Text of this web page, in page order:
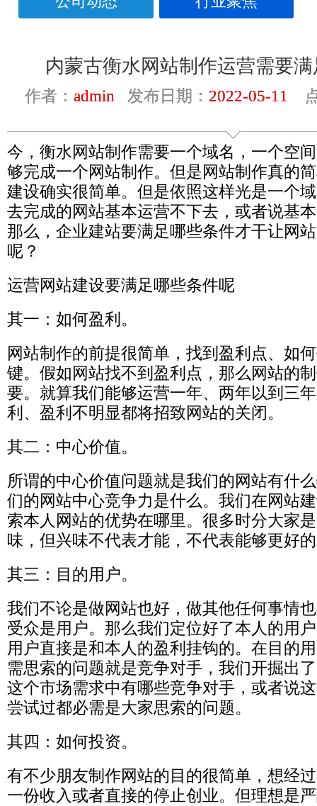
内蒙古衡水网站制作运营需要
作者： admin发布日期： 2022-05-11
今，衡水网站制作需要一个域名，一个空
够完成一个网站制作。但是网站制作真的
建设确实很简单。但是依照这样光是一个
去完成的网站基本运营不下去，或者说基
那么，企业建站要满足哪些条件才干让网
呢？
运营网站建设要满足哪些条件呢
其一：如何盈利。
网站制作的前提很简单，找到盈利点、如
键。假如网站找不到盈利点，那么网站的
要。就算我们能够运营一年、两年以到三
利、盈利不明显都将招致网站的关闭。
其二：中心价值。
所谓的中心价值问题就是我们的网站有什
们的网站中心竞争力是什么。我们在网站
索本人网站的优势在哪里。很多时分大家
味，但兴味不代表才能，不代表能够更好
其三：目的用户。
我们不论是做网站也好，做其他任何事情
受众是用户。那么我们定位好了本人的用
用户直接是和本人的盈利挂钩的。在目的
需思索的问题就是竞争对手，我们开掘出
这个市场需求中有哪些竞争对手，或者说
尝试过都必需是大家思索的问题。
其四：如何投资。
有不少朋友制作网站的目的很简单，想经
一份收入或者直接的停止创业。但理想是